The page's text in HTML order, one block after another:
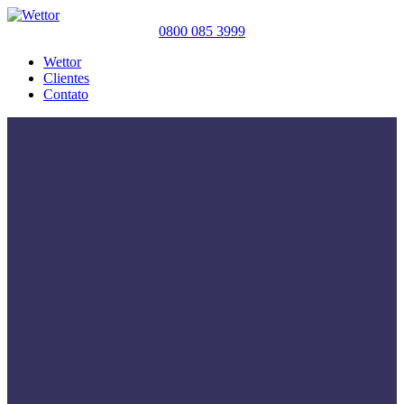
0800 085 3999
Wettor
Clientes
Contato